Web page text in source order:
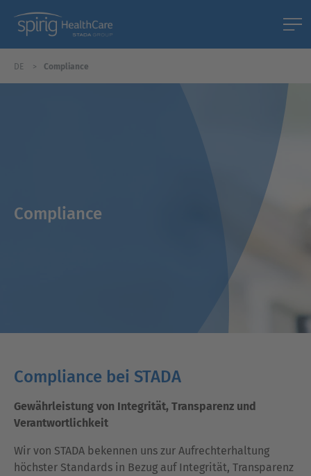
DE Compliance
Compliance
Compliance bei STADA
Gewährleistung von Integrität, Transparenz und
Verantwortlichkeit
Wir von STADA bekennen uns zur Aufrechterhaltung
höchster Standards in Bezug auf Integrität, Transparenz